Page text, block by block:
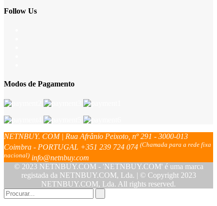
Follow Us
Modos de Pagamento
NETNBUY. COM | Rua Afrânio Peixoto, nº 291 - 3000-013
Coimbra - PORTUGAL +351 239 724 074 (Chamada para a rede fixa
nacional) info@netnbuy.com
© 2023 NETNBUY.COM - 'NETNBUY.COM' é uma marca
registada da NETNBUY.COM, Lda. | © Copyright 2023
NETNBUY.COM, Lda. All rights reserved.